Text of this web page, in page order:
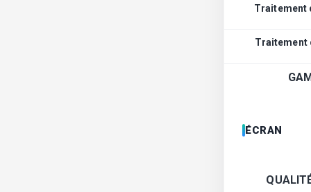
Traitement
Traitement
ÉCRAN